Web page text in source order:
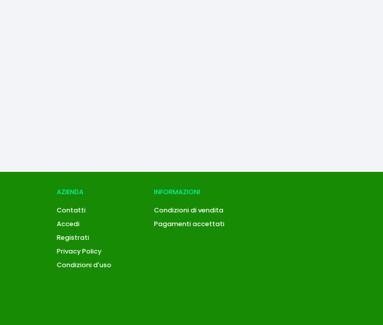
AZIENDA
Contatti
Accedi
Registrati
Privacy Policy
Condizioni d'uso
INFORMAZIONI
Condizioni di vendita
Pagamenti accettati